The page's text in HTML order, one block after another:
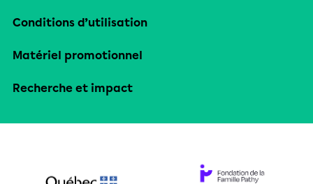
Conditions d’utilisation
Matériel promotionnel
Recherche et impact